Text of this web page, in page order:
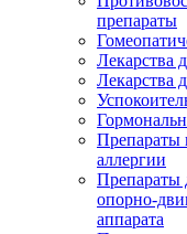
препараты
Лекарства
Лекарства
Препараты
аллергии
Препараты
опорно-
аппарата